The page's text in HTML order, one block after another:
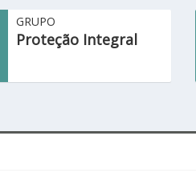
GRUPO
Proteção Integral